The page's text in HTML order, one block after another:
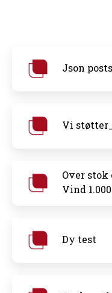
Json posts
Vi
Over stok
Vind
Dy test